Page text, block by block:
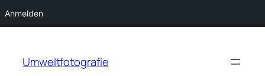
Anmelden
springen
Umweltfotografie